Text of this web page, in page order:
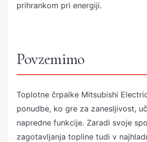
prihrankom pri energiji.
Povzemimo
Toplotne črpalke Mitsubishi
ponudbe, ko gre za zanesljivost,
napredne funkcije. Zaradi svoje
zagotavljanja topline tudi v